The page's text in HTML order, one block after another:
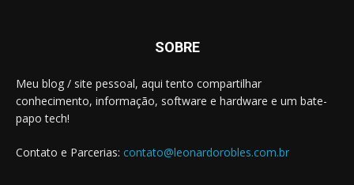
SOBRE
Meu blog / site pessoal, aqui tento compartilhar
conhecimento, informação, software e hardware e um bate-
papo tech!
Contato e Parcerias: contato@leonardorobles.com.br